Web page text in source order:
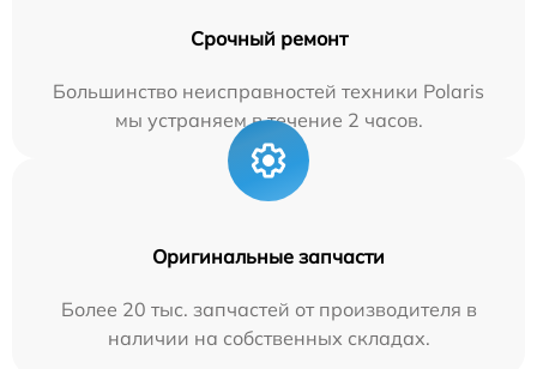
Срочный ремонт
Большинство неисправностей техники Polaris
мы устраняем в течение 2 часов.
Оригинальные запчасти
Более 20 тыс. запчастей от производителя в
наличии на собственных складах.